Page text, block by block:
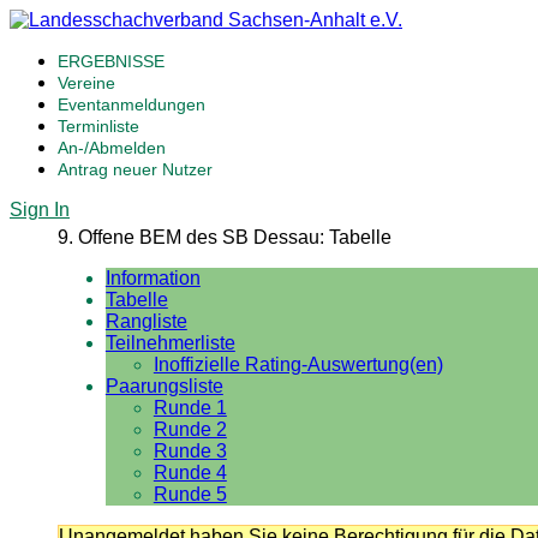
ERGEBNISSE
Vereine
Eventanmeldungen
Terminliste
An-/Abmelden
Antrag neuer Nutzer
Sign In
9. Offene BEM des SB Dessau: Tabelle
Information
Tabelle
Rangliste
Teilnehmerliste
Inoffizielle Rating-Auswertung(en)
Paarungsliste
Runde 1
Runde 2
Runde 3
Runde 4
Runde 5